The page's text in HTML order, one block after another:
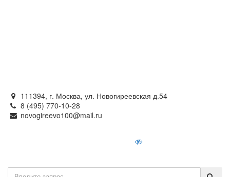
111394, г. Москва, ул. Новогиреевская д.54
8 (495) 770-10-28
novogireevo100@mail.ru